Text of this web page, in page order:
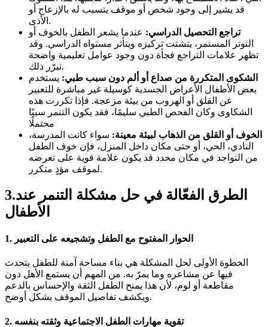
قد يشير إلى وجود شخص أو موقف يتسبب له بالإزعاج أو
الأذى.
تراجع التحصيل الدراسي: عندما يشعر الطفل بالخوف أو
التوتر المستمر، يتشتت تركيزه ويتأثر مستواه الدراسي. وقد
تظهر علامات التراجع فجأة دون وجود عوامل تعليمية واضحة
تبرّر ذلك.
الشكوى المتكررة من صداع أو ألم دون سبب طبي: يستخدم
بعض الأطفال الأعراض الجسدية كوسيلة غير مباشرة للتعبير
عن القلق أو الهروب من بيئة مزعجة. فإذا تكررت هذه
الشكاوى وكان الفحص الطبي سليمًا، فقد يكون التنمر سببًا
محتملًا
الخوف أو القلق من الذهاب لبيئة معينة: سواء كانت المدرسة،
النادي، الحي، أو حتى مكان داخل المنزل، فإن خوف الطفل
من التواجد في مكان محدد قد يكون علامة قوية على تعرضه
لموقف مؤذٍ متكرر.
3.الطرق الفعّالة في حل مشكلة التنمر عند
الأطفال
1. الحوار المفتوح مع الطفل وتشجيعه على التعبير
الخطوة الأولى لحل المشكلة هي بناء مساحة آمنة للطفل يتحدث
فيها عن مشاعره وما يمرّ به. من المهم أن يستمع الأهل دون
مقاطعة أو لوم، لأن هذا يمنح الطفل الثقة والإحساس بالدعم
ويكشف تفاصيل الموقف بشكل أوضح.
2. تقوية مهارات الطفل الاجتماعية وثقته بنفسه